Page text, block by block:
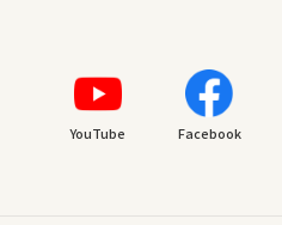
YouTube Facebook